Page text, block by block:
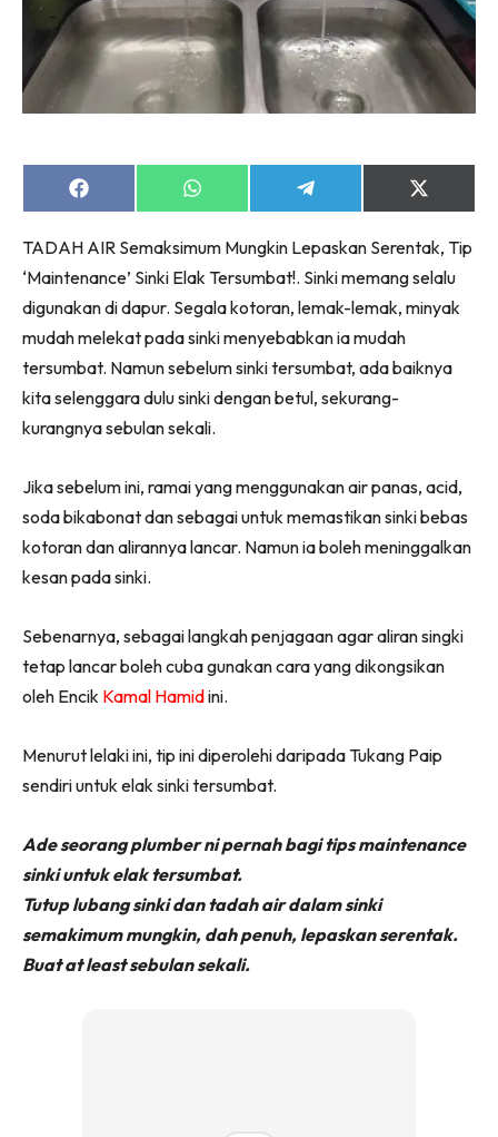
Make Over
Bilik Air
Bilik Tidur
Dapur
Ruang Tamu
Menarik Lagi
Casa Impiana
Impiana Makeover
Makeover Ruang Selebriti
Destinasi
Hotel
Kafe
Hartanah
Landed
Video
Beli Di Mana
Casa Impiana
Impiana MakeOver
Sembang Dekor
Sembang Laman
Tip Impiana
Tip Laman
Share
on
Share
on
Share
on
Share
on
(Twitter)
TADAH AIR Semaksimum Mungkin Lepaskan Serentak, Tip
‘Maintenance’ Sinki Elak Tersumbat!. Sinki memang selalu
digunakan di dapur. Segala kotoran, lemak-lemak, minyak
mudah melekat pada sinki menyebabkan ia mudah
tersumbat. Namun sebelum sinki tersumbat, ada baiknya
kita selenggara dulu sinki dengan betul, sekurang-
kurangnya sebulan sekali.
Jika sebelum ini, ramai yang menggunakan air panas, acid,
soda bikabonat dan sebagai untuk memastikan sinki bebas
kotoran dan alirannya lancar. Namun ia boleh meninggalkan
kesan pada sinki.
Sebenarnya, sebagai langkah penjagaan agar aliran singki
tetap lancar boleh cuba gunakan cara yang dikongsikan
oleh Encik Kamal Hamidini.
Menurut lelaki ini, tip ini diperolehi daripada Tukang Paip
sendiri untuk elak sinki tersumbat.
Ade seorang plumber ni pernah bagi tips maintenance
sinki untuk elak tersumbat.
Tutup lubang sinki dan tadah air dalam sinki
semakimum mungkin, dah penuh, lepaskan serentak.
Buat at least sebulan sekali.